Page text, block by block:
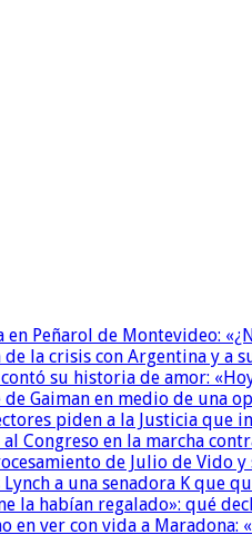
Peñarol de Montevideo:
la crisis con Argentina y
su historia de amor:
Gaiman en medio de una
piden a la Justicia que
Congreso en la marcha
de Julio de
a una senadora K que
la habían regalado»: qué
ver con vida a Maradona: